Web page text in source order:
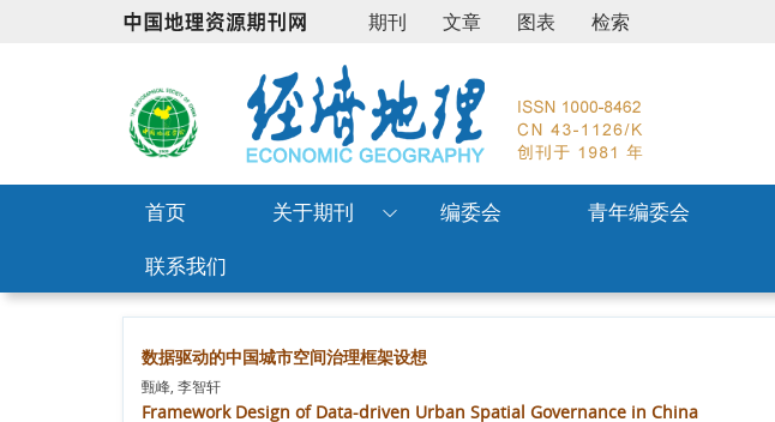
期刊 文章 图表 检索
首页 关于期刊 编委会 青年编委会
联系我们
数据驱动的中国城市空间治理框架设想
甄峰, 李智轩
Framework Design of Data-driven Urban Spatial Governance in China